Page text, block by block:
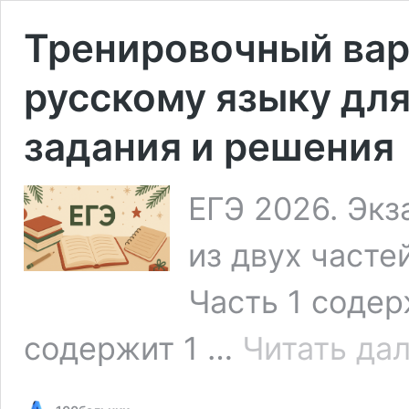
Тренировочный
русскому языку
задания и решения
ЕГЭ 2026.
из двух
Часть 1
содержит 1 … Читать